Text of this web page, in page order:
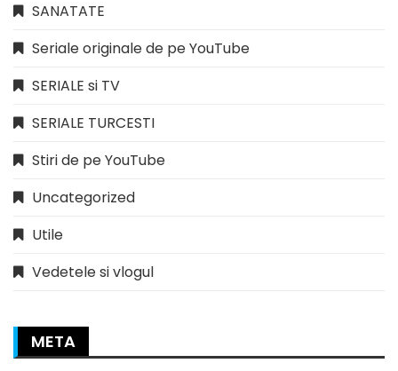
SANATATE
Seriale originale de pe YouTube
SERIALE si TV
SERIALE TURCESTI
Stiri de pe YouTube
Uncategorized
Utile
Vedetele si vlogul
META